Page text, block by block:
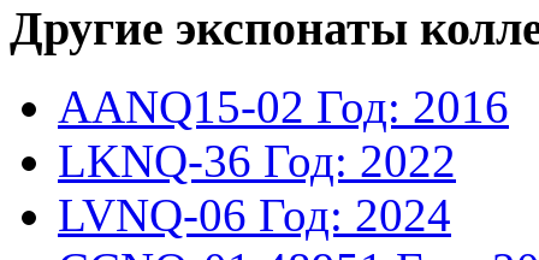
Другие экспонаты
AANQ15-02 Год: 2016
LKNQ-36 Год: 2022
LVNQ-06 Год: 2024